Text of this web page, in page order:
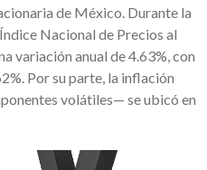
de México. Durante la
Nacional de Precios al
variación anual de 4.63%, con
Por su parte, la inflación
volátiles— se ubicó en